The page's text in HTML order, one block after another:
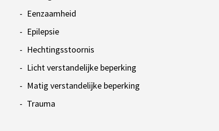
Eenzaamheid
Epilepsie
Hechtingsstoornis
Licht verstandelijke beperking
Matig verstandelijke beperking
Trauma